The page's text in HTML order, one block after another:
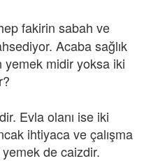
fakirin sabah ve
Acaba sağlık
yemek midir yoksa iki
Evla olanı ise iki
ihtiyaca ve çalışma
de caizdir.